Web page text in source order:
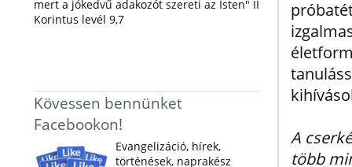
mert a jókedvű adakozót szereti az Isten" II
Korintus levél 9,7
Kövessen bennünket
Facebookon!
Evangelizáció, hírek,
történések, naprakész
A
több